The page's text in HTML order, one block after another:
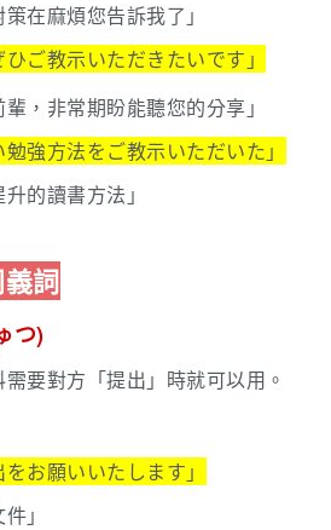
在麻煩您告訴我了」
ひご教示いただきたいです」
輩，非常期盼能聽您的分享」
勉強方法をご教示いただいた」
的讀書方法」
詞
つ)
要對方「提出」時就可以用。
お願いいたします」
」